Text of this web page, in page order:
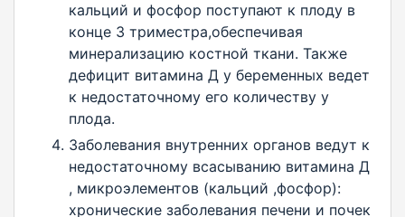
кальций и фосфор поступают к плоду в
конце 3 триместра,обеспечивая
минерализацию костной ткани. Также
дефицит витамина Д у беременных ведет
к недостаточному его количеству у
плода.
Заболевания внутренних органов ведут к
недостаточному всасыванию витамина Д
, микроэлементов (кальций ,фосфор):
хронические заболевания печени и почек